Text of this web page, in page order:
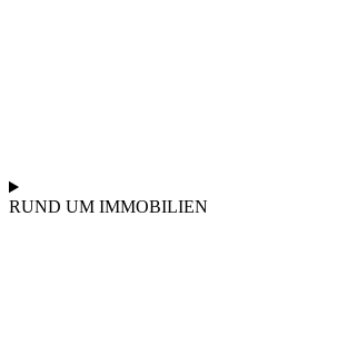
RUND UM IMMOBILIEN